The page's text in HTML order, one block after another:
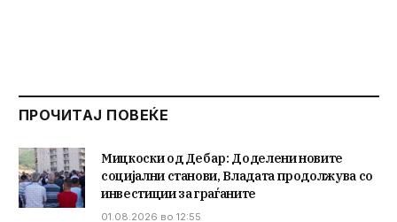
ПРОЧИТАЈ ПОВЕЌЕ
Мицкоски од Дебар: Доделени новите
социјални станови, Владата продолжува со
инвестиции за граѓаните
01.08.2026 во 12:55